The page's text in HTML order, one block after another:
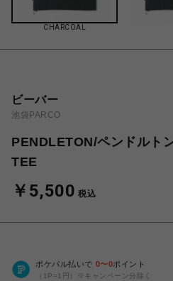
CHARCOAL
ビーバー
池袋PARCO
PENDLETON/ペンドルト
TEE
￥5,500 税込
ポケパル払いで 0〜0ポイント
（1P=1円）※キャンペーン分除く